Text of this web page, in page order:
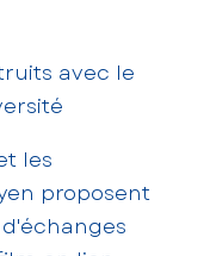
avec le
les
proposent